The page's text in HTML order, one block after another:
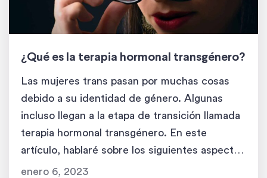
¿Qué es la terapia hormonal transgénero?
Las mujeres trans pasan por muchas cosas
debido a su identidad de género. Algunas
incluso llegan a la etapa de transición llamada
terapia hormonal transgénero. En este
artículo, hablaré sobre los siguientes aspectos
de la terapia hormonal transgénero: Es
enero 6, 2023